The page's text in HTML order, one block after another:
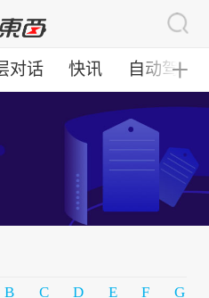
对话 快讯 自动驾驶
╋
B C D E F G